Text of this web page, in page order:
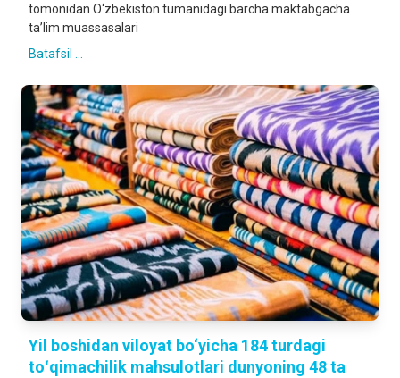
tomonidan O‘zbekiston tumanidagi barcha maktabgacha
ta’lim muassasalari
Batafsil ...
Yil boshidan viloyat bo‘yicha 184 turdagi
toʻqimachilik mahsulotlari dunyoning 48 tа